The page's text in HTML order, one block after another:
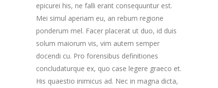
epicurei his, ne falli erant consequuntur est.
Mei simul aperiam eu, an rebum regione
ponderum mel. Facer placerat ut duo, id duis
solum maiorum vis, vim autem semper
docendi cu. Pro forensibus definitiones
concludaturque ex, quo case legere graeco et.
His quaestio inimicus ad. Nec in magna dicta,